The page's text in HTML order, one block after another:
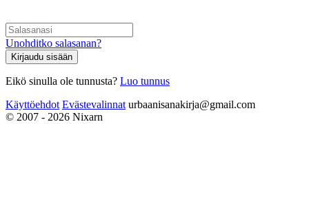
Unohditko salasanan?
Kirjaudu sisään
Eikö sinulla ole tunnusta? Luo tunnus
Käyttöehdot Evästevalinnat urbaanisanakirja@gmail.com
© 2007 - 2026 Nixarn